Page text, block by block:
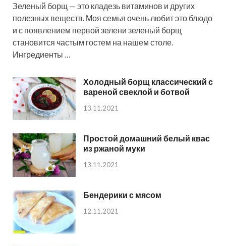
Зеленый борщ — это кладезь витаминов и других
полезных веществ. Моя семья очень любит это блюдо
и с появлением первой зелени зеленый борщ
становится частым гостем на нашем столе.
Ингредиенты …
Холодный борщ классический с
вареной свеклой и ботвой
13.11.2021
Простой домашний белый квас
из ржаной муки
13.11.2021
Бендерики с мясом
12.11.2021